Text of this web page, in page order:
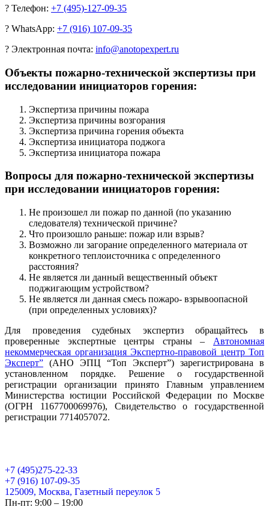
? Телефон: +7 (495)-127-09-35
? WhatsApp: +7 (916) 107-09-35
? Электронная почта: info@anotopexpert.ru
Объекты пожарно-технической экспертизы при
исследовании инициаторов горения:
Экспертиза причины пожара
Экспертиза причины возгорания
Экспертиза причина горения объекта
Экспертиза инициатора поджога
Экспертиза инициатора пожара
Вопросы для пожарно-технической экспертизы
при исследовании инициаторов горения:
Не произошел ли пожар по данной (по указанию
следователя) технической причине?
Что произошло раньше: пожар или взрыв?
Возможно ли загорание определенного материала от
конкретного теплоисточника с определенного
расстояния?
Не является ли данный вещественный объект
поджигающим устройством?
Не является ли данная смесь пожаро- взрывоопасной
(при определенных условиях)?
Для проведения судебных экспертиз обращайтесь в
проверенные экспертные центры страны – Автономная
некоммерческая организация Экспертно-правовой центр Топ
Эксперт” (АНО ЭПЦ “Топ Эксперт”) зарегистрирована в
установленном порядке. Решение о государственной
регистрации организации принято Главным управлением
Министерства юстиции Российской Федерации по Москве
(ОГРН 1167700069976), Свидетельство о государственной
регистрации 7714057072.
+7 (495)275-22-33
+7 (916) 107-09-35
125009, Москва, Газетный переулок 5
Пн-пт: 9:00 – 19:00